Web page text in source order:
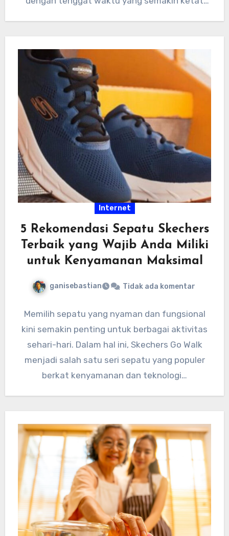
Internet
5 Rekomendasi Sepatu Skechers
Terbaik yang Wajib Anda Miliki
untuk Kenyamanan Maksimal
ganisebastian Tidak ada komentar
Memilih sepatu yang nyaman dan fungsional
kini semakin penting untuk berbagai aktivitas
sehari-hari. Dalam hal ini, Skechers Go Walk
menjadi salah satu seri sepatu yang populer
berkat kenyamanan dan teknologi…